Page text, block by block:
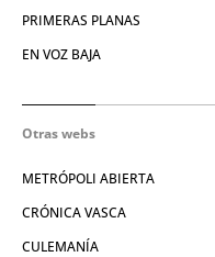
PRIMERAS PLANAS
EN VOZ BAJA
Otras webs
METRÓPOLI ABIERTA
CRÓNICA VASCA
CULEMANÍA